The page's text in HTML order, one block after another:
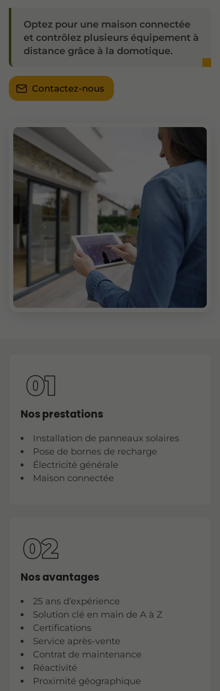
Optez pour une maison connectée
et contrôlez plusieurs équipement à
distance grâce à la domotique.
Contactez-nous
Nos prestations
Installation de panneaux solaires
Pose de bornes de recharge
Électricité générale
Maison connectée
Nos avantages
25 ans d’expérience
Solution clé en main de A à Z
Certifications
Service après-vente
Contrat de maintenance
Réactivité
Proximité géographique